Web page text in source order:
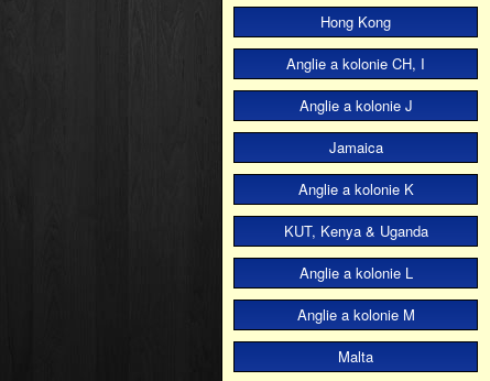
Hong Kong
Anglie a kolonie CH, I
Anglie a kolonie J
Jamaica
Anglie a kolonie K
KUT, Kenya & Uganda
Anglie a kolonie L
Anglie a kolonie M
Malta